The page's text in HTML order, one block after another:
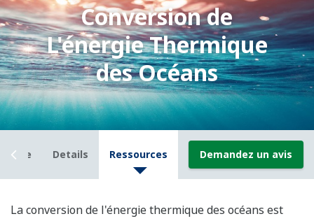
Conversion de
L'énergie Thermique
des Océans
Details Ressources Demandez un avis
La conversion de l'énergie thermique des océans est